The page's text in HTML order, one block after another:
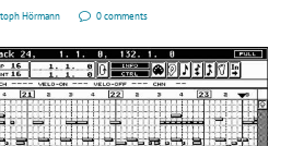
Hörmann 0 comments